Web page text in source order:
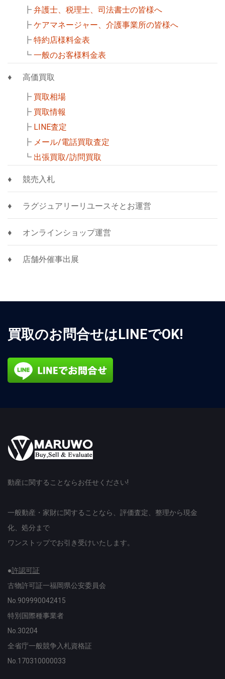
┣ 弁護士、税理士、司法書士の皆様へ
┣ ケアマネージャー、介護事業所の皆様へ
┣ 特約店様料金表
┗ 一般のお客様料金表
高価買取
┣ 買取相場
┣ 買取情報
┣ LINE査定
┣ メール/電話買取査定
┗ 出張買取/訪問買取
競売入札
ラグジュアリーリユースそとお運営
オンラインショップ運営
店舗外催事出展
買取のお問合せはLINEでOK!
動産に関することならお任せください!
一般動産・家財に関することなら、評価査定、整理から現金
化、処分まで
ワンストップでお引き受けいたします。
●許認可証
古物許可証一福岡県公安委員会
No.909990042415
特別国際種事業者
No.30204
全省庁一般競争入札資格証
No.170310000033